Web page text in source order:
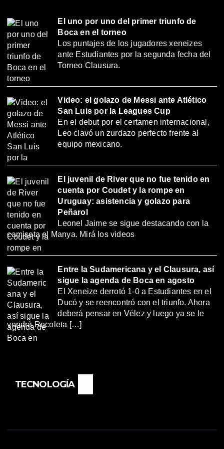
El uno por uno del primer triunfo de
Boca en el torneo
Los puntajes de los jugadores xeneizes
ante Estudiantes por la segunda fecha del
Torneo Clausura.
Video: el golazo de Messi ante Atlético
San Luis por la Leagues Cup
En el debut por el certamen internacional,
Leo clavó un zurdazo perfecto frente al
equipo mexicano.
El juvenil de River que no fue tenido en
cuenta por Coudet y la rompe en
Uruguay: asistencia y golazo para
Peñarol
Leonel Jaime se sigue destacando con la
camiseta el Manya. Mirá los videos
Entre la Sudamericana y el Clausura, así
sigue la agenda de Boca en agosto
El Xeneize derrotó 1-0 a Estudiantes en el
Ducó y se reencontró con el triunfo. Ahora
deberá pensar en Vélez y luego ya se le
vendrá Recoleta […]
TECNOLOGÍA